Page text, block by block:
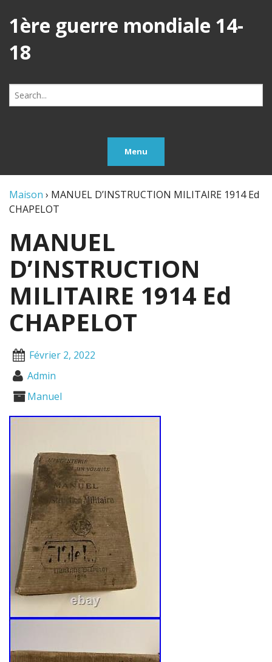
1ère guerre mondiale 14-
18
Search
for:
Menu
Maison › MANUEL D’INSTRUCTION MILITAIRE 1914 Ed
CHAPELOT
MANUEL
D’INSTRUCTION
MILITAIRE 1914 Ed
CHAPELOT
Février 2, 2022
Admin
Manuel